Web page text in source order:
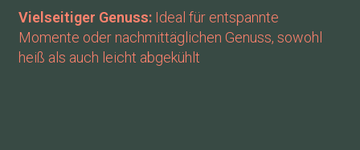
Vielseitiger Genuss:Ideal für entspannte
Momente oder nachmittäglichen Genuss, sowohl
heiß als auch leicht abgekühlt